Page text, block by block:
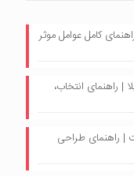
کامل عوامل موثر
راهنمای انتخاب،
| راهنمای طراحی